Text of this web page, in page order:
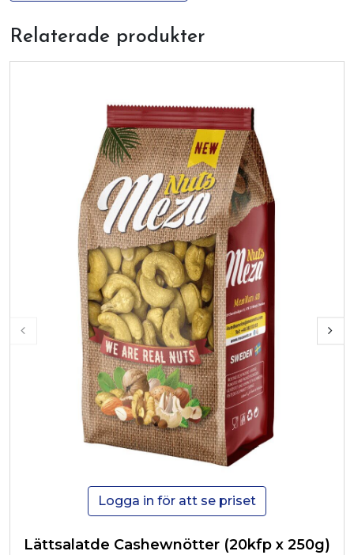
Relaterade produkter
Logga in för att se priset
Lättsalatde Cashewnötter (20kfp x 250g)